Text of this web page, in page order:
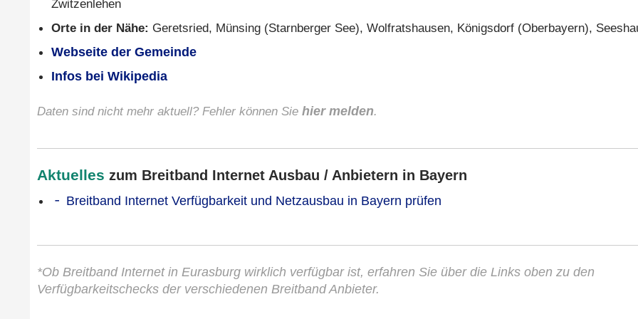
Zwitzenlehen
Orte in der Nähe: Geretsried, Münsing (Starnberger See), Wolfratshausen, Königsdorf (Oberbayern),
Webseite der Gemeinde
Infos bei Wikipedia
Daten sind nicht mehr aktuell? Fehler können Sie hier melden.
Aktuelles zum Breitband Internet Ausbau / Anbietern in Bayern
Breitband Internet Verfügbarkeit und Netzausbau in Bayern prüfen
*Ob Breitband Internet in Eurasburg wirklich verfügbar ist, erfahren Sie über die Links oben zu den
Verfügbarkeitschecks der verschiedenen Breitband Anbieter.